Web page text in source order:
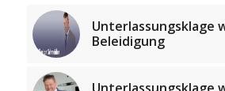
Unterlassungsklage
Beleidigung
Unterlassungsklage